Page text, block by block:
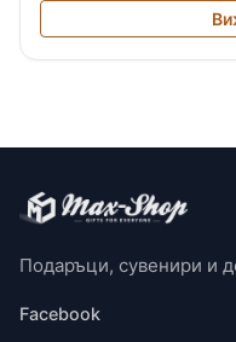
Подаръци, сувенири и
Facebook